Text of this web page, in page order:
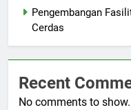
Pengembangan
Cerdas
Recent
No comments to show.